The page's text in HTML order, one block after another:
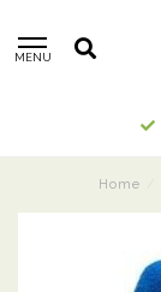
MENU
Home